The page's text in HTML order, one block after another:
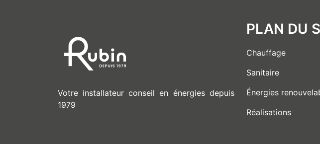
Votre installateur conseil en énergies depuis
1979
PLAN DU
Chauffage
Sanitaire
Énergies
Réalisations